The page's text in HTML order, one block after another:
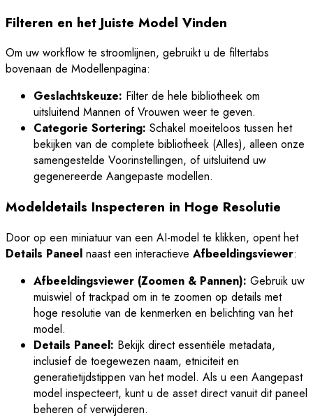
Filteren en het Juiste Model Vinden
Om uw workflow te stroomlijnen, gebruikt u de filtertabs
bovenaan de Modellenpagina:
Geslachtskeuze: Filter de hele bibliotheek om
uitsluitend Mannen of Vrouwen weer te geven.
Categorie Sortering: Schakel moeiteloos tussen het
bekijken van de complete bibliotheek (Alles), alleen onze
samengestelde Voorinstellingen, of uitsluitend uw
gegenereerde Aangepaste modellen.
Modeldetails Inspecteren in Hoge Resolutie
Door op een miniatuur van een AI-model te klikken, opent het
Details Paneel naast een interactieve Afbeeldingsviewer:
Afbeeldingsviewer (Zoomen & Pannen): Gebruik uw
muiswiel of trackpad om in te zoomen op details met
hoge resolutie van de kenmerken en belichting van het
model.
Details Paneel: Bekijk direct essentiële metadata,
inclusief de toegewezen naam, etniciteit en
generatietijdstippen van het model. Als u een Aangepast
model inspecteert, kunt u de asset direct vanuit dit paneel
beheren of verwijderen.